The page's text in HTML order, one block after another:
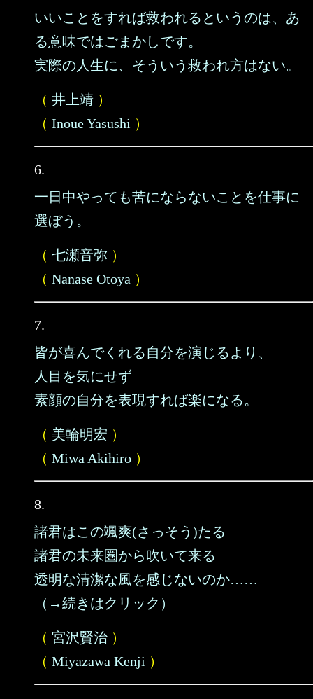
いいことをすれば救われるというのは、あ
る意味ではごまかしです。
実際の人生に、そういう救われ方はない。
（ 井上靖 ）
（ Inoue Yasushi ）
6.
一日中やっても苦にならないことを仕事に
選ぼう。
（ 七瀬音弥 ）
（ Nanase Otoya ）
7.
皆が喜んでくれる自分を演じるより、
人目を気にせず
素顔の自分を表現すれば楽になる。
（ 美輪明宏 ）
（ Miwa Akihiro ）
8.
諸君はこの颯爽(さっそう)たる
諸君の未来圏から吹いて来る
透明な清潔な風を感じないのか……
（→続きはクリック）
（ 宮沢賢治 ）
（ Miyazawa Kenji ）